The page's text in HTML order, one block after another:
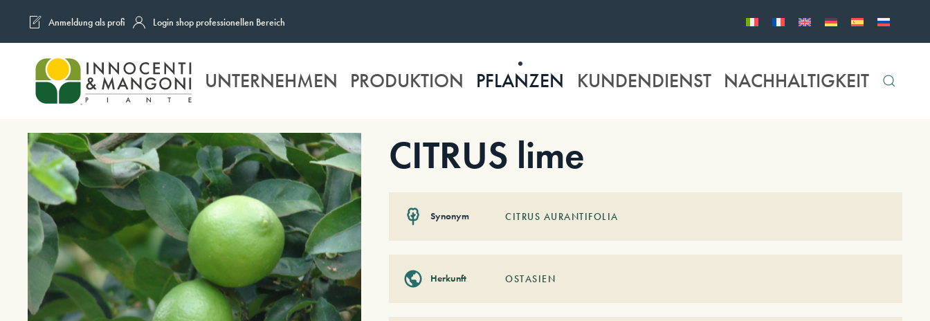
Skip to main content
Anmeldung als profi Login shop professionellen Bereich
UNTERNEHMEN PRODUKTION PFLANZEN KUNDENDIENST NACHHALTIGKEIT
CITRUS lime
Synonym CITRUS AURANTIFOLIA
Herkunft OSTASIEN